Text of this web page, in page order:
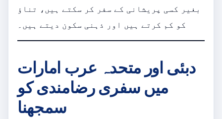
بغیر کسی پریشانی کے سفر کر سکتے ہیں، تناؤ
کو کم کرتے ہیں اور ذہنی سکون دیتے ہیں۔
دبئی اور متحدہ عرب امارات
میں سفری رضامندی کو
سمجھنا